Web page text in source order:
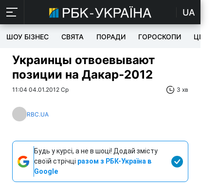
UA
ШОУ БІЗНЕС СВЯТА ПОРАДИ ГОРОСКОПИ ЦІКАВЕ
Украинцы отвоевывают
позиции на Дакар-2012
11:04 04.01.2012 Ср 3 хв
RBC.UA
Будь у курсі, а не в шоці! Додай змісту
своїй стрічці разом з РБК-Україна в
Google